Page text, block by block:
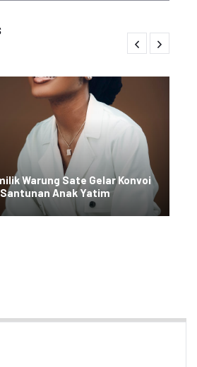
Warung Sate Gelar Konvoi
Anak Yatim